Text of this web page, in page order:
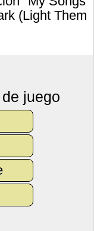
(Light Them
juego